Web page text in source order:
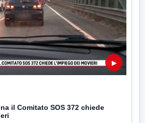
▶
il Comitato SOS 372 chiede